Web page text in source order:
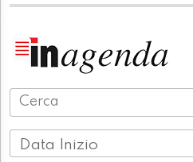
Data Inizio